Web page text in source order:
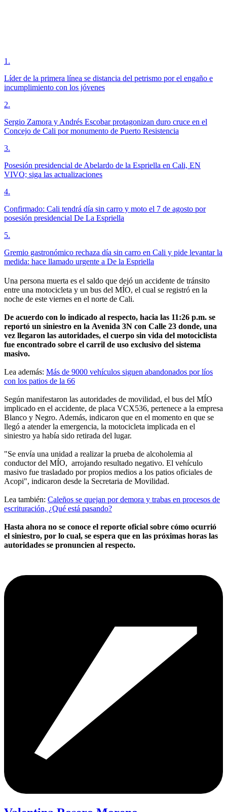
1 .
Líder de la primera línea se distancia del petrismo por el engaño e
incumplimiento con los jóvenes
2.
Sergio Zamora y Andrés Escobar protagonizan duro cruce en el
Concejo de Cali por monumento de Puerto Resistencia
3.
Posesión presidencial de Abelardo de la Espriella en Cali, EN
VIVO; siga las actualizaciones
4.
Confirmado: Cali tendrá día sin carro y moto el 7 de agosto por
posesión presidencial De La Espriella
5.
Gremio gastronómico rechaza día sin carro en Cali y pide levantar la
medida: hace llamado urgente a De la Espriella
Una persona muerta es el saldo que dejó un accidente de tránsito
entre una motocicleta y un bus del MÍO, el cual se registró en la
noche de este viernes en el norte de Cali.
De acuerdo con lo indicado al respecto, hacia las 11:26 p.m. se
reportó un siniestro en la Avenida 3N con Calle 23 donde, una
vez llegaron las autoridades, el cuerpo sin vida del motociclista
fue encontrado sobre el carril de uso exclusivo del sistema
masivo.
Lea además: Más de 9000 vehículos siguen abandonados por líos
con los patios de la 66
Según manifestaron las autoridades de movilidad, el bus del MÍO
implicado en el accidente, de placa VCX536, pertenece a la empresa
Blanco y Negro. Además, indicaron que en el momento en que se
llegó a atender la emergencia, la motocicleta implicada en el
siniestro ya había sido retirada del lugar.
"Se envía una unidad a realizar la prueba de alcoholemia al
conductor del MÍO, arrojando resultado negativo. El vehículo
masivo fue trasladado por propios medios a los patios oficiales de
Acopi", indicaron desde la Secretaria de Movilidad.
Lea también: Caleños se quejan por demora y trabas en procesos de
escrituración, ¿Qué está pasando?
Hasta ahora no se conoce el reporte oficial sobre cómo ocurrió
el siniestro, por lo cual, se espera que en las próximas horas las
autoridades se pronuncien al respecto.